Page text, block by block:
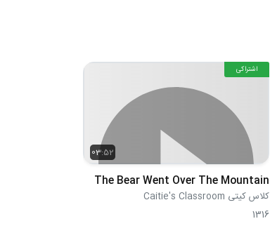
03:52
اشتراکی
The Bear Went Over The Mountain
کلاس کیتی Caitie's Classroom
1316